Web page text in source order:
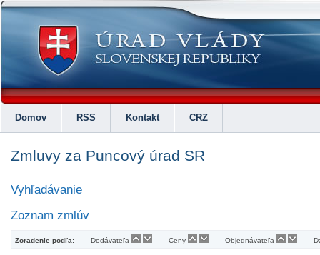
Domov RSS Kontakt CRZ
Zmluvy za Puncový úrad SR
Vyhľadávanie
Zoznam zmlúv
Zoradenie podľa: Dodávateľa Ceny Objednávateľa